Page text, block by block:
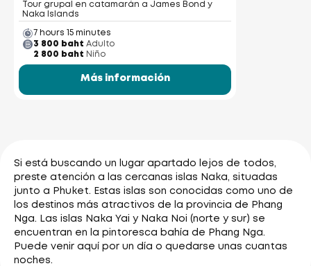
Tour grupal en catamarán a James Bond y
Naka Islands
7 hours 15 minutes
3 800 baht Adulto
2 800 baht Niño
Más información
Si está buscando un lugar apartado lejos de todos,
preste atención a las cercanas islas Naka, situadas
junto a Phuket. Estas islas son conocidas como uno de
los destinos más atractivos de la provincia de Phang
Nga. Las islas Naka Yai y Naka Noi (norte y sur) se
encuentran en la pintoresca bahía de Phang Nga.
Puede venir aquí por un día o quedarse unas cuantas
noches.